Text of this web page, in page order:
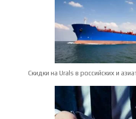
Скидки на Urals в российских и